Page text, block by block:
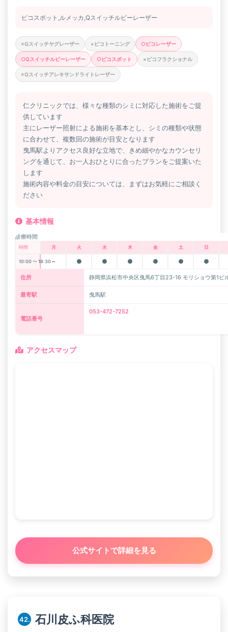
ピコスポット,ルメッカ,Qスイッチルビーレーザー
×Qスイッチヤグレーザー ×ピコトーニング ○ピコレーザー
○Qスイッチルビーレーザー ○ピコスポット ×ピコフラクショナル
×Qスイッチアレキサンドライトレーザー
仁クリニックでは、様々な種類のシミに対応した施術をご提
供しています
主にレーザー照射による施術を基本とし、シミの種類や状態
に合わせて、複数回の施術が目安となります
曳馬駅よりアクセス良好な立地で、きめ細やかなカウンセリ
ングを通じて、お一人おひとりに合ったプランをご提案いた
します
施術内容や料金の目安については、まずはお気軽にご相談く
ださい
基本情報
診療時間
時間 月 火 水 木 金 土 日
10:00 〜 18:30－ ● ● ● ● ● ●
住所 静岡県浜松市中央区曳馬6丁目23-16 モリショウ第1ビ
最寄駅 曳馬駅
電話番号
053-472-7252
アクセスマップ
公式サイトで詳細を見る
42. 石川皮ふ科医院